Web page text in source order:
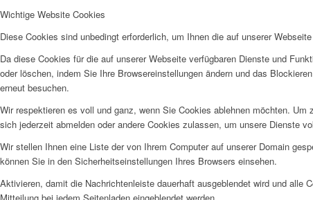
Wichtige Website Cookies
Diese Cookies sind unbedingt erforderlich, um Ihnen die auf unserer
Da diese Cookies für die auf unserer Webseite verfügbaren Dienste und
oder löschen, indem Sie Ihre Browsereinstellungen ändern und das
erneut besuchen.
Wir respektieren es voll und ganz, wenn Sie Cookies ablehnen möchten.
sich jederzeit abmelden oder andere Cookies zulassen, um unsere Dienste
Wir stellen Ihnen eine Liste der von Ihrem Computer auf unserer Domain
können Sie in den Sicherheitseinstellungen Ihres Browsers einsehen.
Aktivieren, damit die Nachrichtenleiste dauerhaft ausgeblendet wird und